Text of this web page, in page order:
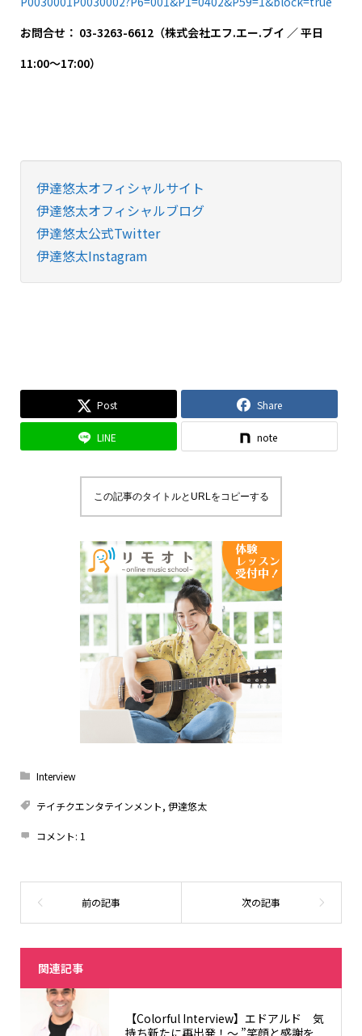
お問合せ： 03-3263-6612（株式会社エフ.エー.ブイ ／ 平日
11:00～17:00）
伊達悠太オフィシャルサイト
伊達悠太オフィシャルブログ
伊達悠太公式Twitter
伊達悠太Instagram
Post Share
LINE note
この記事のタイトルとURLをコピーする
Interview
テイチクエンタテインメント, 伊達悠太
コメント: 1
関連記事
【Colorful Interview】エドアルド 気
持ち新たに再出発！〜 ”笑顔と感謝を